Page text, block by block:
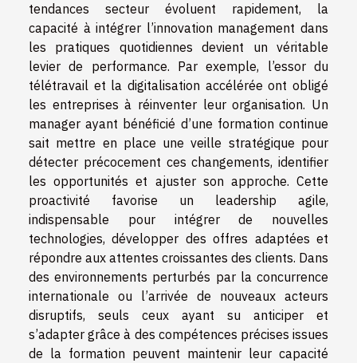
tendances secteur évoluent rapidement, la
capacité à intégrer l’innovation management dans
les pratiques quotidiennes devient un véritable
levier de performance. Par exemple, l’essor du
télétravail et la digitalisation accélérée ont obligé
les entreprises à réinventer leur organisation. Un
manager ayant bénéficié d’une formation continue
sait mettre en place une veille stratégique pour
détecter précocement ces changements, identifier
les opportunités et ajuster son approche. Cette
proactivité favorise un leadership agile,
indispensable pour intégrer de nouvelles
technologies, développer des offres adaptées et
répondre aux attentes croissantes des clients. Dans
des environnements perturbés par la concurrence
internationale ou l’arrivée de nouveaux acteurs
disruptifs, seuls ceux ayant su anticiper et
s’adapter grâce à des compétences précises issues
de la formation peuvent maintenir leur capacité